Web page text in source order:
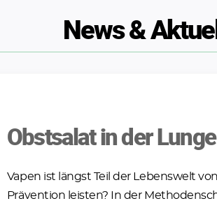
News &
Obstsalat in der
Vapen ist längst Teil der Lebenswelt
Prävention leisten? In der